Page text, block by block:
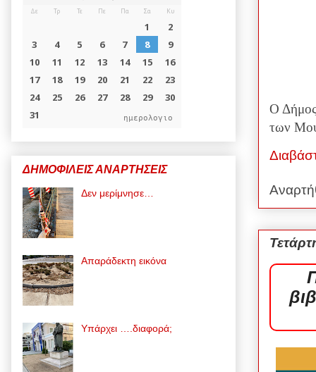
Ο Δήμος
των
ημερολογιο
ΔΗΜΟΦΙΛΕΙΣ ΑΝΑΡΤΗΣΕΙΣ
Δεν μερίμνησε…
Απαράδεκτη εικόνα
Υπάρχει ….διαφορά;